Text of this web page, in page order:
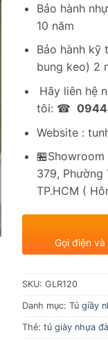
Bảo hành
10 năm
Bảo hành kỹ
bung keo) 2
Hãy liên hệ
tôi: ☎
Website :
379, Phường
TP.HCM (
Gọi điện và
SKU: GLR120
Danh mục: Tủ giầy
Thẻ: tủ giày nhựa